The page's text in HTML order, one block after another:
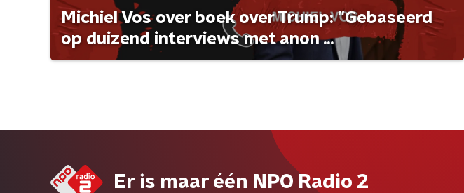
Michiel Vos over boek over Trump: "Gebaseerd
op duizend interviews met anon ...
Er is maar één NPO Radio 2